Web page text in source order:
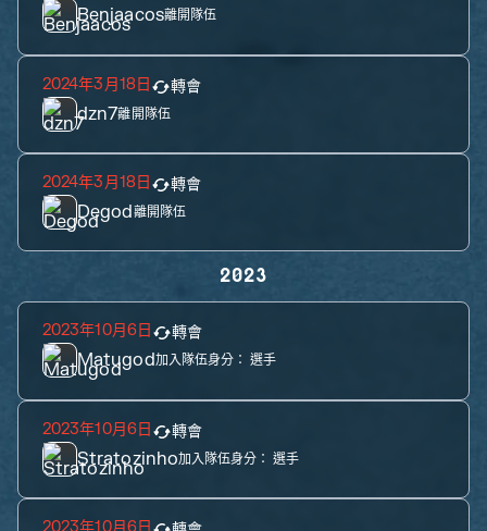
Benjaacos離開隊伍
2024年3月18日 轉會
dzn7離開隊伍
2024年3月18日 轉會
Degod離開隊伍
2023
2023年10月6日 轉會
Matugod加入隊伍身分： 選手
2023年10月6日 轉會
Stratozinho加入隊伍身分： 選手